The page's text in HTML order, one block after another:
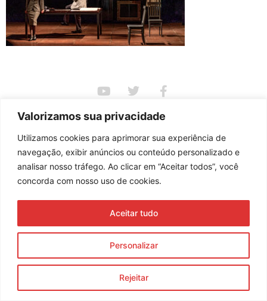
Valorizamos sua privacidade
Utilizamos cookies para aprimorar sua experiência de
navegação, exibir anúncios ou conteúdo personalizado e
analisar nosso tráfego. Ao clicar em “Aceitar todos”, você
concorda com nosso uso de cookies.
Personalizar
Rejeitar
Aceitar tudo
Assine nossa newsletter
Enviar
© 2023 Morente Forte. Todos os direitos reservados